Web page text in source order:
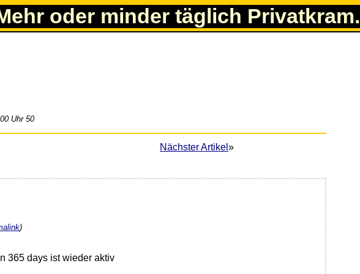
oder minder täglich Privatkram.
Uhr 50
Nächster Artikel »
)
365 days ist wieder aktiv